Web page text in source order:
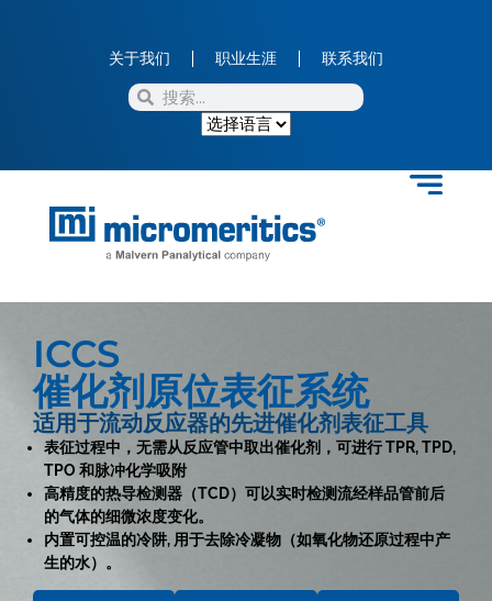
关于我们 职业生涯 联系我们
ICCS
催化剂原位表征系统
适用于流动反应器的先进催化剂表征工具
表征过程中，无需从反应管中取出催化剂，可进行 TPR, TPD,
TPO 和脉冲化学吸附
高精度的热导检测器（TCD）可以实时检测流经样品管前后
的气体的细微浓度变化。
内置可控温的冷阱, 用于去除冷凝物（如氧化物还原过程中产
生的水）。